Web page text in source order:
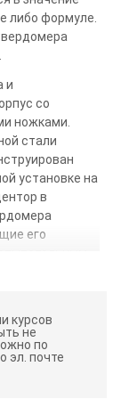
либо формуле.
и
со
ножками.
стали
установке на
в
его
в ГОСРЕЕСТР
Б это
не
с ним,
курсов
не
по
эл. почте